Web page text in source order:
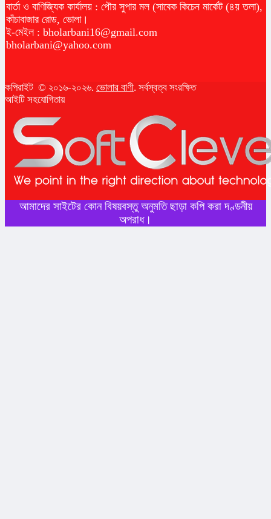
বার্তা ও বাণিজ্যিক কার্যালয় : পৌর সুপার মল (সাবেক কিচেন মার্কেট (৪য় তলা),
কাঁচাবাজার রোড, ভোলা।
ই-মেইল : bholarbani16@gmail.com
bholarbani@yahoo.com
কপিরাইট © ২০১৬-২০২৬. ভোলার বাণী. সর্বস্বত্ব সংরক্ষিত
আইটি সহযোগিতায়
আমাদের সাইটের কোন বিষয়বস্তু অনুমতি ছাড়া কপি করা দণ্ডনীয়
অপরাধ।